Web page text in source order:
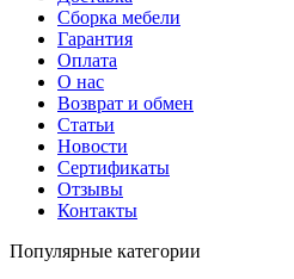
Сборка мебели
Гарантия
Оплата
О нас
Возврат и обмен
Статьи
Новости
Сертификаты
Отзывы
Контакты
Популярные категории